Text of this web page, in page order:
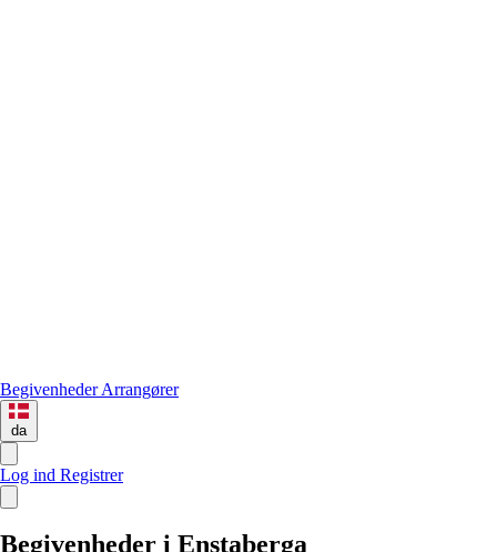
BegivenhederArrangører
da
Log ind Registrer
Begivenheder i Enstaberga